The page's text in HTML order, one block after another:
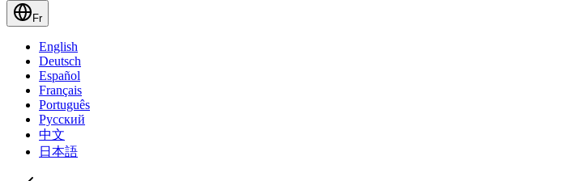
Fr
English
Deutsch
Español
Français
Português
Русский
中文
日本語